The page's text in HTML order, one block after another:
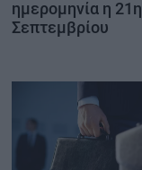
ημερομηνία η 21η
Σεπτεμβρίου